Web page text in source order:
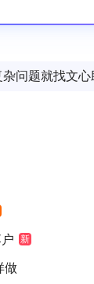
杂问题就找文
新
做